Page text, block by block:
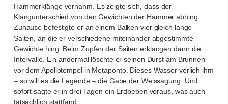
Hammerklänge vernahm. Es zeigte sich, dass der
Klangunterschied von den Gewichten der Hämmer abhing.
Zuhause befestigte er an einem Balken vier gleich lange
Saiten, an die er verschiedene miteinander abgestimmte
Gewichte hing. Beim Zupfen der Saiten erklangen dann die
Intervalle. Ein andermal löschte er seinen Durst am Brunnen
vor dem Apollotempel in Metaponto. Dieses Wasser verlieh ihm
– so will es die Legende – die Gabe der Weissagung. Und
sofort sagte er in drei Tagen ein Erdbeben voraus, was auch
tatsächlich stattfand.